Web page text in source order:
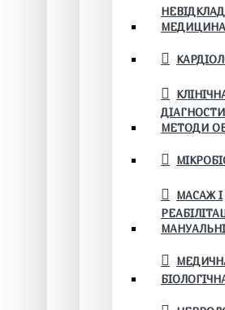
МЕДИЦИНА
МЕТОДИ
МАСАЖ І